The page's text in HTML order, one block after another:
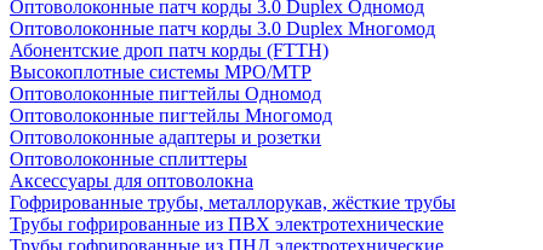
Оптоволоконные патч корды 3.0 Duplex Одномод
Оптоволоконные патч корды 3.0 Duplex Многомод
Абонентские дроп патч корды (FTTH)
Высокоплотные системы MPO/MTP
Оптоволоконные пигтейлы Одномод
Оптоволоконные пигтейлы Многомод
Оптоволоконные адаптеры и розетки
Оптоволоконные сплиттеры
Аксессуары для оптоволокна
Гофрированные трубы, металлорукав, жёсткие трубы
Трубы гофрированные из ПВХ электротехнические